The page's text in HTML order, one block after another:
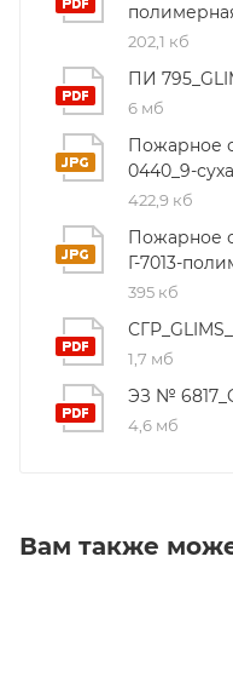
202,1 кб
ПИ
6 мб
Пожарное
0440_9-
422,9 кб
Пожарное
Г-7013-
395 кб
1,7 мб
ЭЗ №
4,6 мб
Вам также